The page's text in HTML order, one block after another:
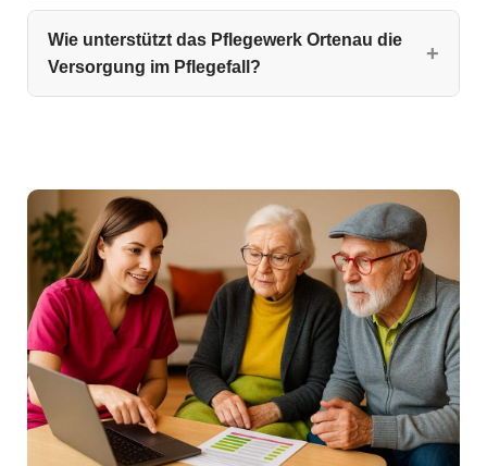
Wie unterstützt das Pflegewerk Ortenau die
Versorgung im Pflegefall?